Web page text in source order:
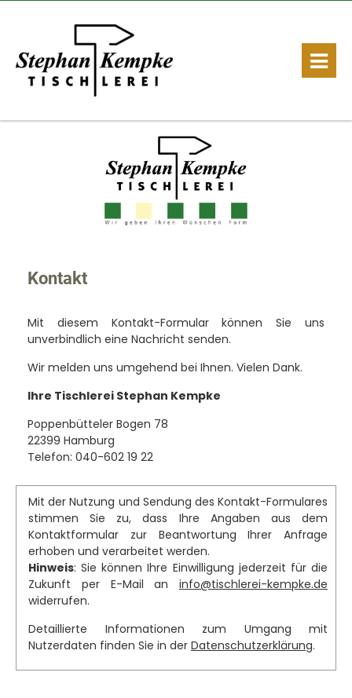
Kontakt
Mit diesem Kontakt-Formular können Sie uns
unverbindlich eine Nachricht senden.
Wir melden uns umgehend bei Ihnen. Vielen Dank.
Ihre Tischlerei Stephan Kempke
Poppenbütteler Bogen 78
22399 Hamburg
Telefon: 040-602 19 22
Mit der Nutzung und Sendung des Kontakt-Formulares
stimmen Sie zu, dass Ihre Angaben aus dem
Kontaktformular zur Beantwortung Ihrer Anfrage
erhoben und verarbeitet werden.
Hinweis: Sie können Ihre Einwilligung jederzeit für die
Zukunft per E-Mail an info@tischlerei-kempke.de
widerrufen.
Detaillierte Informationen zum Umgang mit
Nutzerdaten finden Sie in der Datenschutzerklärung.